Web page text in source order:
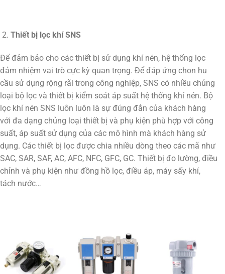
Thiết bị lọc khí SNS
Để đảm bảo cho các thiết bị sử dụng khí nén, hệ thống lọc
đảm nhiệm vai trò cực kỳ quan trọng. Để đáp ứng chon hu
cầu sử dụng rộng rãi trong công nghiệp, SNS có nhiều chủng
loại bộ lọc và thiết bị kiểm soát áp suất hệ thống khí nén. Bộ
lọc khí nén SNS luôn luôn là sự đúng đắn của khách hàng
với đa dạng chủng loại thiết bị và phụ kiện phù hợp với công
suất, áp suất sử dụng của các mô hình mà khách hàng sử
dụng. Các thiết bị lọc được chia nhiều dòng theo các mã như
SAC, SAR, SAF, AC, AFC, NFC, GFC, GC. Thiết bị đo lường, điều
chỉnh và phụ kiện như đồng hồ lọc, điều áp, máy sấy khí,
tách nước…